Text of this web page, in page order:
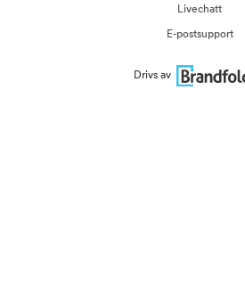
Livechatt
E-postsupport
Drivs av